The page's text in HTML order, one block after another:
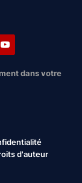
dans votre
d'auteur